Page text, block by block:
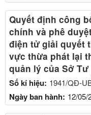
Số kí hiệu: 1941/QĐ-
Ngày ban hành: 12/05/
Quyết định công
chính và phê
điện tử giải quyết
vực thừa phát lại
quản lý của Sở Tư